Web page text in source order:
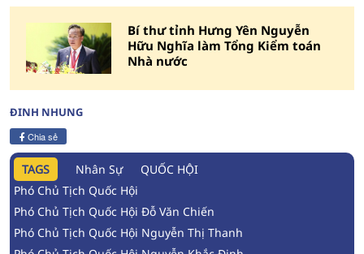
Bí thư tỉnh Hưng Yên Nguyễn
Hữu Nghĩa làm Tổng Kiểm toán
Nhà nước
ĐINH NHUNG
Chia sẻ
TAGS Nhân Sự
QUỐC HỘI
Phó Chủ Tịch Quốc Hội
Phó Chủ Tịch Quốc Hội Đỗ Văn Chiến
Phó Chủ Tịch Quốc Hội Nguyễn Thị Thanh